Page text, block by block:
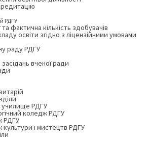
РДГУ
фактична кількість здобувачів
освіти згідно з ліцензійними умовами
раду РДГУ
вченої ради
училище РДГУ
коледж РДГУ
РДГУ
і мистецтв РДГУ